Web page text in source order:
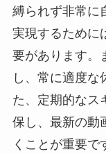
縛られず非常に
実現するために
要があります。
し、常に適度な
た、定期的なス
保し、最新の動
くことが重要で